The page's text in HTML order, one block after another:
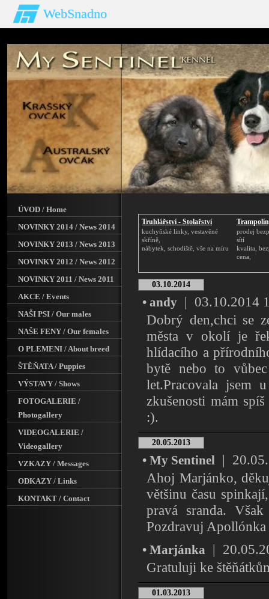
WebSnadno
Truhlářství - Stolařství
kuchyňské linky, vestavěné
skříně,
nábytek, schodiště, vše na míru
prodej
sítí
kvalita,
cena,
03.10.2014
• andy | 03.10.2014
Dobrý den,chci se
města v okolí je
hlídacího a
bytě nebo to
let.Pracovala jsem
zkušenosti mám
:).
20.05.2013
• My Sentinel |
Ahoj Marjánko,
většinu času
pravá sranda.
Pozdravuj Apollónka
• Marjánka |
Gratuluji ke
01.03.2013
ÚVOD / Home
NOVINKY 2014 / News 2014
NOVINKY 2013 / News 2013
NOVINKY 2012 / News 2012
NOVINKY 2011 / News 2011
AKCE / Events
NAŠI PSI / Our males
NAŠE FENY / Our females
O PLEMENI / About breed
ŠTĚŇATA / Puppies
VÝSTAVY / Shows
FOTOGALERIE /
Photogallery
VIDEOGALERIE /
Videogallery
VZKAZY / Messages
ODKAZY / Links
KONTAKT / Contact